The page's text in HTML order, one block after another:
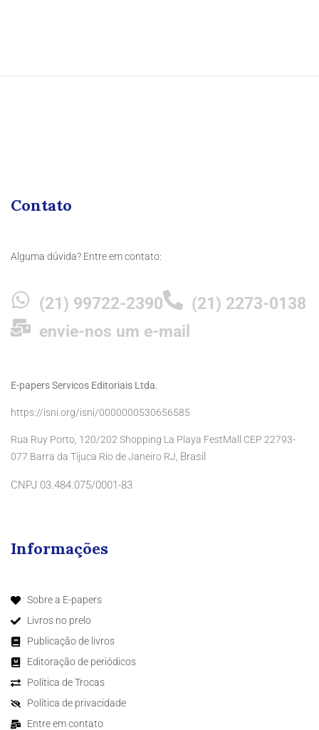
Contato
Alguma dúvida? Entre em contato:
(21) 99722-2390
(21) 2273-0138
envie-nos um e-mail
E-papers Servicos Editoriais Ltda.
https://isni.org/isni/0000000530656585
Rua Ruy Porto, 120/202 Shopping La Playa FestMall CEP 22793-
077 Barra da Tijuca Rio de Janeiro RJ, Brasil
CNPJ 03.484.075/0001-83
Informações
Sobre a E-papers
Livros no prelo
Publicação de livros
Editoração de periódicos
Política de Trocas
Política de privacidade
Entre em contato